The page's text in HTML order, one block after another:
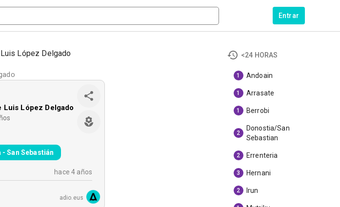
Entrar
López Delgado
Luis López Delgado
- San Sebastián
hace 4 años
adio.eus
<24 HORAS
1 Andoain
1 Arrasate
1 Berrobi
2
Donostia/San
Sebastian
2 Errenteria
3 Hernani
2 Irun